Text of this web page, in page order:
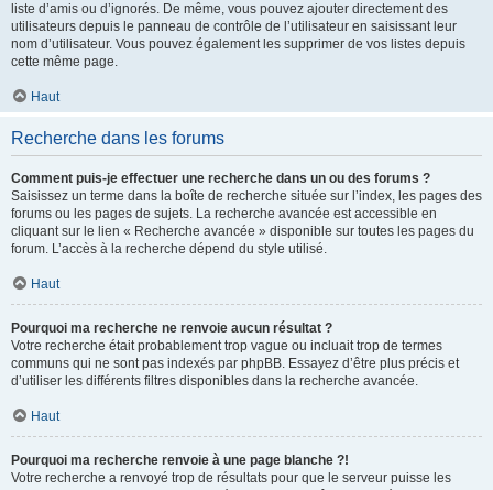
liste d’amis ou d’ignorés. De même, vous pouvez ajouter directement des
utilisateurs depuis le panneau de contrôle de l’utilisateur en saisissant leur
nom d’utilisateur. Vous pouvez également les supprimer de vos listes depuis
cette même page.
Haut
Recherche dans les forums
Comment puis-je effectuer une recherche dans un ou des forums ?
Saisissez un terme dans la boîte de recherche située sur l’index, les pages des
forums ou les pages de sujets. La recherche avancée est accessible en
cliquant sur le lien « Recherche avancée » disponible sur toutes les pages du
forum. L’accès à la recherche dépend du style utilisé.
Haut
Pourquoi ma recherche ne renvoie aucun résultat ?
Votre recherche était probablement trop vague ou incluait trop de termes
communs qui ne sont pas indexés par phpBB. Essayez d’être plus précis et
d’utiliser les différents filtres disponibles dans la recherche avancée.
Haut
Pourquoi ma recherche renvoie à une page blanche ?!
Votre recherche a renvoyé trop de résultats pour que le serveur puisse les